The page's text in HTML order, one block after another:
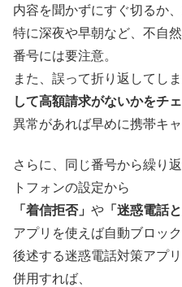
内容を聞かずにすぐ切るか
特に深夜や早朝など、不自
番号には要注意。
また、誤って折り返してしま
して高額請求がないかをチ
異常があれば早めに携帯キ
さらに、同じ番号から繰り
トフォンの設定から
「着信拒否」 や 「迷惑電話
アプリを使えば自動ブロック
後述する迷惑電話対策アプ
併用すれば、